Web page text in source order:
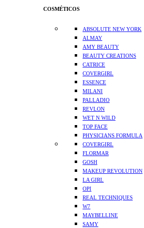
COSMÉTICOS
ABSOLUTE NEW YORK
ALMAY
AMY BEAUTY
BEAUTY CREATIONS
CATRICE
COVERGIRL
ESSENCE
MILANI
PALLADIO
REVLON
WET N WILD
TOP FACE
PHYSICIANS FORMULA
COVERGIRL
FLORMAR
GOSH
MAKEUP REVOLUTION
LA GIRL
OPI
REAL TECHNIQUES
W7
MAYBELLINE
SAMY